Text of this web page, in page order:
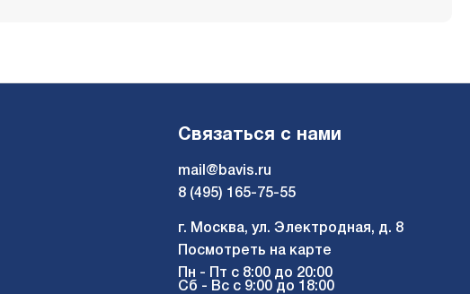
Связаться с нами
mail@bavis.ru
8 (495) 165-75-55
г. Москва, ул. Электродная, д. 8
Посмотреть на карте
Пн - Пт с 8:00 до 20:00
Сб - Вс с 9:00 до 18:00